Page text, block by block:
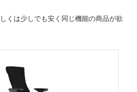
くは少しでも安く同じ機能の商品が欲